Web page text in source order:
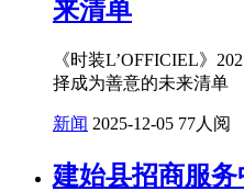
来清单
《时装L’OFFICIEL》
择成为善意的未来清单
新闻 2025-12-05 77人阅
建始县招商服